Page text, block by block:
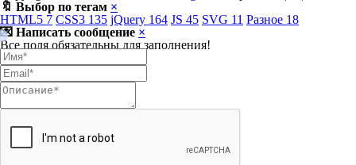
🔖 Выбор по тегам ×
HTML5 7 CSS3 135 jQuery 164 JS 45 SVG 11 Разное 18
💌 Написать сообщение ×
Все поля обязательны для заполнения!